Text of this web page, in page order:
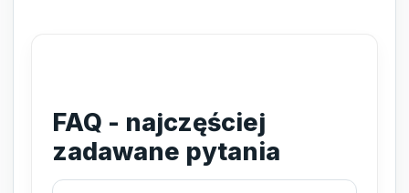
FAQ - najczęściej
zadawane pytania